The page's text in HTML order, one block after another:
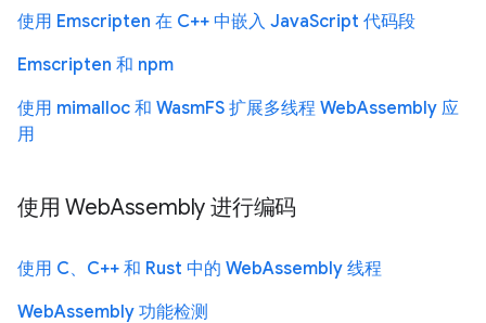
使用 Emscripten 在 C++ 中嵌入 JavaScript 代码段
Emscripten 和 npm
使用 mimalloc 和 WasmFS 扩展多线程 WebAssembly 应
用
使用 WebAssembly 进行编码
使用 C、C++ 和 Rust 中的 WebAssembly 线程
WebAssembly 功能检测